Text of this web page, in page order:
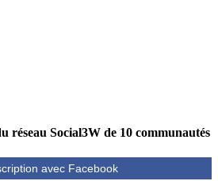
réseau Social3W de 10 communautés